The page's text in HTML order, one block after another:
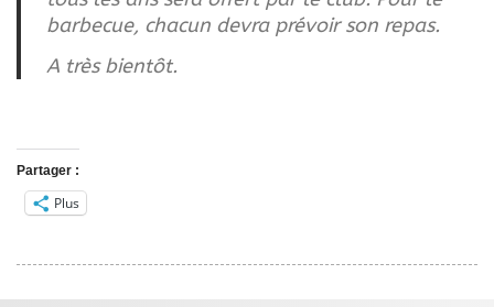
barbecue, chacun devra prévoir son repas.
A très bientôt.
Partager :
Plus